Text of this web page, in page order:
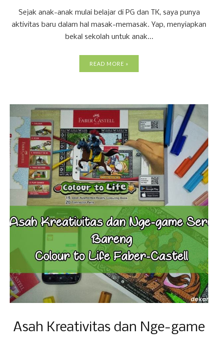
Sejak anak-anak mulai belajar di PG dan TK, saya punya
aktivitas baru dalam hal masak-memasak. Yap, menyiapkan
bekal sekolah untuk anak...
READ MORE »
Asah Kreativitas dan Nge-game